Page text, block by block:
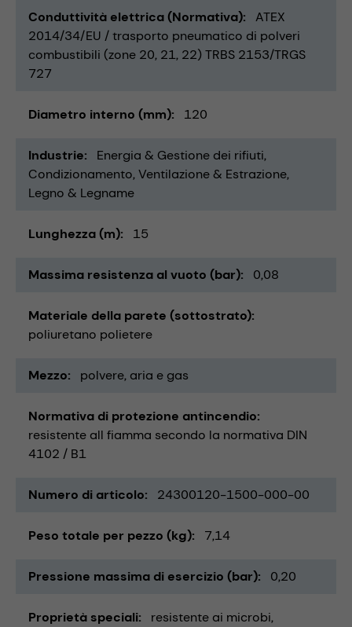
Conduttività elettrica (Normativa)
ATEX
2014/34/EU / trasporto pneumatico di polveri
combustibili (zone 20, 21, 22) TRBS 2153/TRGS
727
Diametro interno (mm) 120
Industrie
Energia & Gestione dei rifiuti
Condizionamento, Ventilazione & Estrazione
Legno & Legname
Lunghezza (m) 15
Massima resistenza al vuoto (bar) 0,08
Materiale della parete (sottostrato)
poliuretano polietere
Mezzo polvere aria e gas
Normativa di protezione antincendio
resistente all fiamma secondo la normativa DIN
4102 / B1
Numero di articolo 24300120-1500-000-00
Peso totale per pezzo (kg) 7,14
Pressione massima di esercizio (bar) 0,20
Proprietà speciali
resistente ai microbi